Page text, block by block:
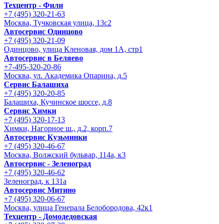
Техцентр - Фили
+7 (495) 320-21-63
Москва, Тучковская улица, 13с2
Автосервис Одинцово
+7 (495) 320-21-09
Одинцово, улица Кленовая, дом 1А, стр1
Автосервис в Беляево
+7-495-320-20-86
Москва, ул. Академика Опарина, д.5
Сервис Балашиха
+7 (495) 320-20-85
Балашиха, Кучинское шоссе, д.8
Сервис Химки
+7 (495) 320-17-13
Химки, Нагорное ш., д.2, корп.7
Автосервис Кузьминки
+7 (495) 320-46-67
Москва, Волжский бульвар, 114а, к3
Автосервис - Зеленоград
+7 (495) 320-46-62
Зеленоград, к 131а
Автосервис Митино
+7 (495) 320-06-67
Москва, улица Генерала Белобородова, 42к1
Техцентр - Домодедовская